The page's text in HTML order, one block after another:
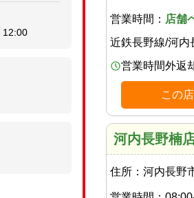
営業時間： 店舗
近鉄長野線/河内
営業時間外返
この
河内長野楠
住所： 河内長野
12:00